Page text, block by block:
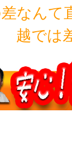
なんて
越では